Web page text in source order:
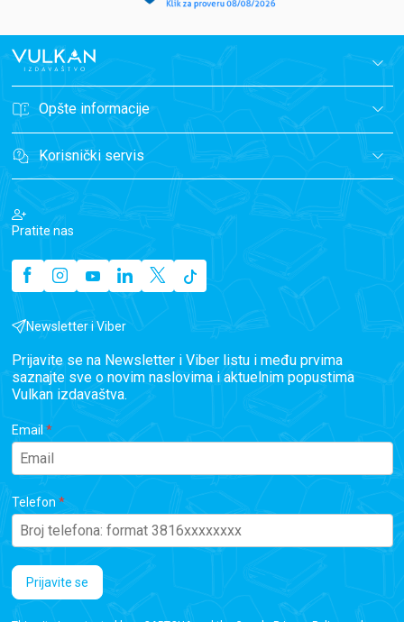
Opšte informacije
Korisnički servis
Pratite nas
Newsletter i Viber
Prijavite se na Newsletter i Viber listu i među prvima
saznajte sve o novim naslovima i aktuelnim popustima
Vulkan izdavaštva.
Email
Telefon
Prijavite se